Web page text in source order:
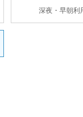
深夜・早朝利